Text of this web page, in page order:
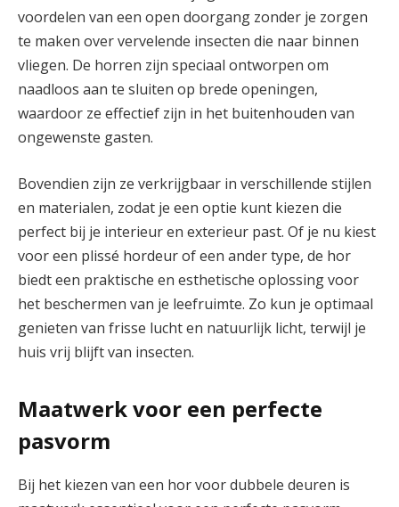
voordelen van een open doorgang zonder je zorgen
te maken over vervelende insecten die naar binnen
vliegen. De horren zijn speciaal ontworpen om
naadloos aan te sluiten op brede openingen,
waardoor ze effectief zijn in het buitenhouden van
ongewenste gasten.
Bovendien zijn ze verkrijgbaar in verschillende stijlen
en materialen, zodat je een optie kunt kiezen die
perfect bij je interieur en exterieur past. Of je nu kiest
voor een plissé hordeur of een ander type, de hor
biedt een praktische en esthetische oplossing voor
het beschermen van je leefruimte. Zo kun je optimaal
genieten van frisse lucht en natuurlijk licht, terwijl je
huis vrij blijft van insecten.
Maatwerk voor een perfecte
pasvorm
Bij het kiezen van een hor voor dubbele deuren is